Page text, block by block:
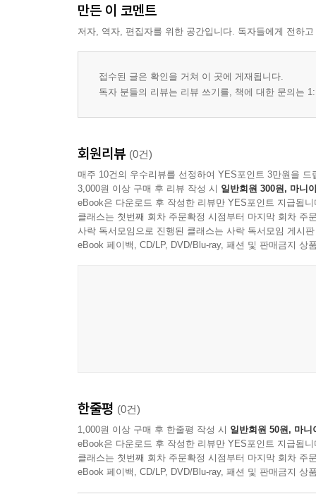
만든 이 코멘트
저자, 역자, 편집자를 위한 공간입니다. 독자들에게 전하
접수된 글은 확인을 거쳐 이 곳에 게재됩니다.
독자 분들의 리뷰는 리뷰 쓰기를, 책에 대한 문의는
회원리뷰 (0건)
매주 10건의 우수리뷰를 선정하여 YES포인트 3만원을 드
3,000원 이상 구매 후 리뷰 작성 시 일반회원 300원, 마니
eBook은 다운로드 후 작성한 리뷰만 YES포인트 지급됩니
클래스는 첫번째 회차 주문확정 시점부터 마지막 회차 주
사락 독서모임으로 진행된 클래스는 사락 독서모임 게시
eBook 페이백, CD/LP, DVD/Blu-ray, 패션 및 판매금지 상
한줄평 (0건)
1,000원 이상 구매 후 한줄평 작성 시 일반회원 50원, 마니
eBook은 다운로드 후 작성한 리뷰만 YES포인트 지급됩니
클래스는 첫번째 회차 주문확정 시점부터 마지막 회차 주
eBook 페이백, CD/LP, DVD/Blu-ray, 패션 및 판매금지 상